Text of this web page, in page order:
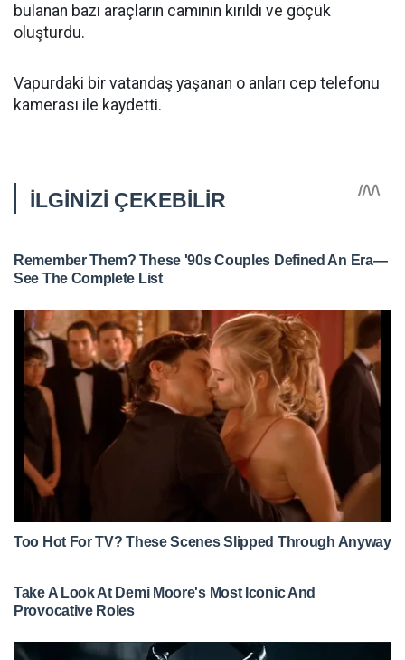
bulanan bazı araçların camının kırıldı ve göçük
oluşturdu.
Vapurdaki bir vatandaş yaşanan o anları cep telefonu
kamerası ile kaydetti.